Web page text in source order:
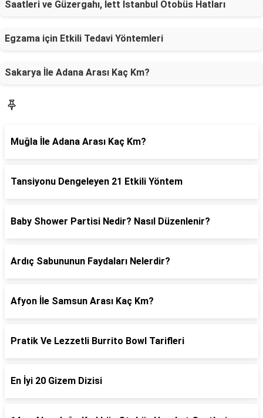
Saatleri ve Güzergahı, İett İstanbul Otobüs Hatları
Egzama için Etkili Tedavi Yöntemleri
Sakarya İle Adana Arası Kaç Km?
Muğla İle Adana Arası Kaç Km?
Tansiyonu Dengeleyen 21 Etkili Yöntem
Baby Shower Partisi Nedir? Nasıl Düzenlenir?
Ardıç Sabununun Faydaları Nelerdir?
Afyon İle Samsun Arası Kaç Km?
Pratik Ve Lezzetli Burrito Bowl Tarifleri
En İyi 20 Gizem Dizisi